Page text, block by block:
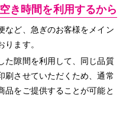
時間を利用するから
など、急ぎのお客様をメイン
ます。
た隙間を利用して、同じ品質
刷させていただくため、通常
品をご提供することが可能と